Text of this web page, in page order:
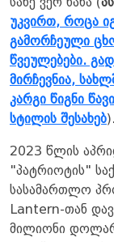
სახე ვერ ნახა (
უკვირთ, როცა
გამორჩეული
წვეულებები.
მირჩევნია,
კარგი წიგნი
სტილის შესახებ).
2023 წლის
"პატრიოტის"
სასამართლო
Lantern-თან
მილიონი